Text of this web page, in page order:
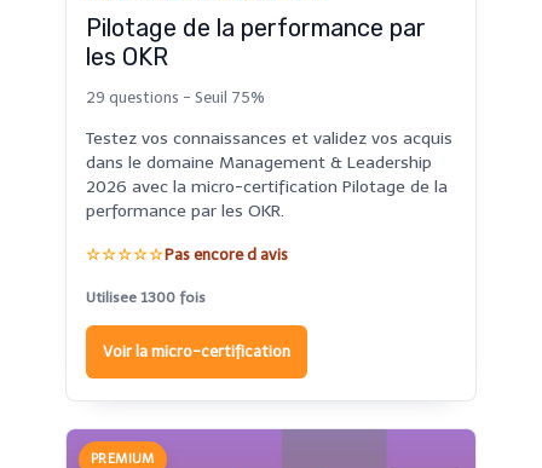
Pilotage de la performance par
les OKR
29 questions - Seuil 75%
Testez vos connaissances et validez vos acquis
dans le domaine Management & Leadership
2026 avec la micro-certification Pilotage de la
performance par les OKR.
☆☆☆☆☆Pas encore d avis
Utilisee 1300 fois
Voir la micro-certification
PREMIUM